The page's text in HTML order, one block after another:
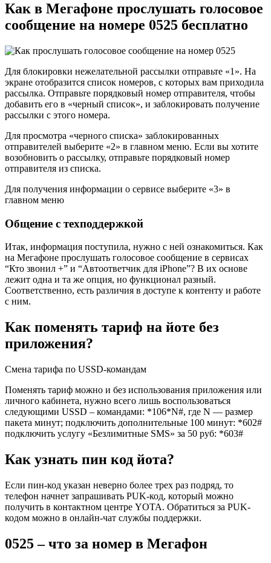
Как в Мегафоне прослушать голосовое
сообщение на номере 0525 бесплатно
Для блокировки нежелательной рассылки отправьте «1». На
экране отобразится список номеров, с которых вам приходила
рассылка. Отправьте порядковый номер отправителя, чтобы
добавить его в «черный список», и заблокировать получение
рассылки с этого номера.
Для просмотра «черного списка» заблокированных
отправителей выберите «2» в главном меню. Если вы хотите
возобновить о рассылку, отправьте порядковый номер
отправителя из списка.
Для получения информации о сервисе выберите «3» в
главном меню
Общение с техподдержкой
Итак, информация поступила, нужно с ней ознакомиться. Как
на Мегафоне прослушать голосовое сообщение в сервисах
“Кто звонил +” и “Автоответчик для iPhone”? В их основе
лежит одна и та же опция, но функционал разный.
Соответственно, есть различия в доступе к контенту и работе
с ним.
Как поменять тариф на йоте без
приложения?
Смена тарифа по USSD-командам
Поменять тариф можно и без использования приложения или
личного кабинета, нужно всего лишь воспользоваться
следующими USSD – командами: *106*N#, где N — размер
пакета минут; подключить дополнительные 100 минут: *602#
подключить услугу «Безлимитные SMS» за 50 руб: *603#
Как узнать пин код йота?
Если пин-код указан неверно более трех раз подряд, то
телефон начнет запрашивать PUK-код, который можно
получить в контактном центре YOTA. Обратиться за PUK-
кодом можно в онлайн-чат службы поддержки.
0525 – что за номер в Мегафон